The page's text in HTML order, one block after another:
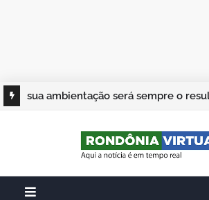
sua ambientação será sempre o